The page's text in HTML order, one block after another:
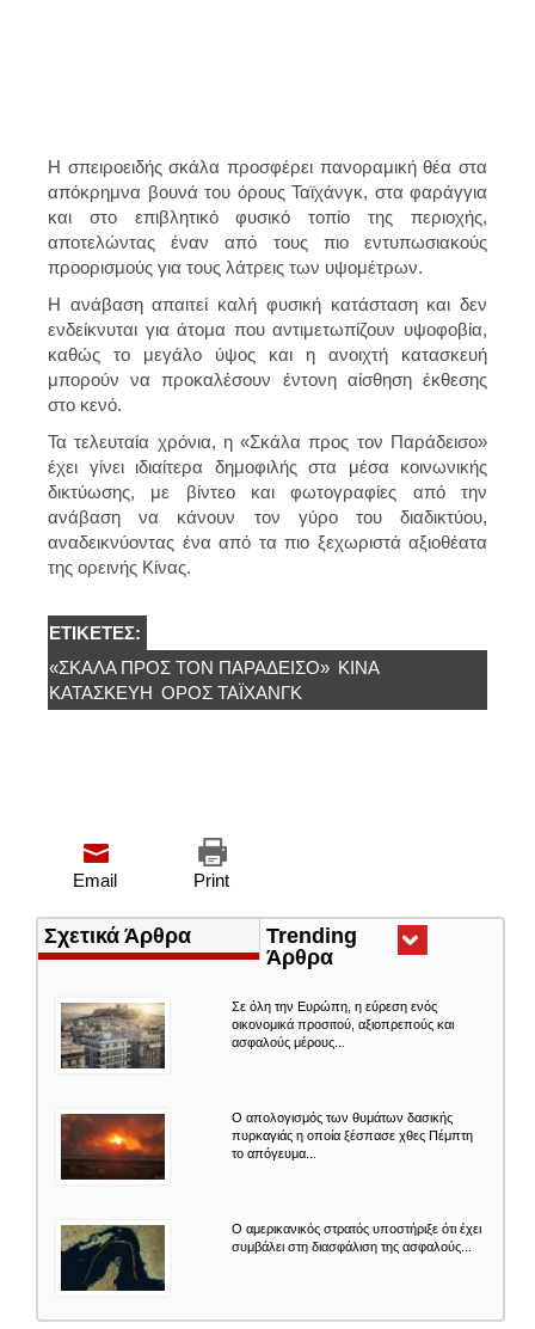
Η σπειροειδής σκάλα προσφέρει πανοραμική θέα στα
απόκρημνα βουνά του όρους Ταϊχάνγκ, στα φαράγγια
και στο επιβλητικό φυσικό τοπίο της περιοχής,
αποτελώντας έναν από τους πιο εντυπωσιακούς
προορισμούς για τους λάτρεις των υψομέτρων.
Η ανάβαση απαιτεί καλή φυσική κατάσταση και δεν
ενδείκνυται για άτομα που αντιμετωπίζουν υψοφοβία,
καθώς το μεγάλο ύψος και η ανοιχτή κατασκευή
μπορούν να προκαλέσουν έντονη αίσθηση έκθεσης
στο κενό.
Τα τελευταία χρόνια, η«Σκάλα προς τον Παράδεισο»
έχει γίνει ιδιαίτερα δημοφιλής στα μέσα κοινωνικής
δικτύωσης, με βίντεο και φωτογραφίες από την
ανάβαση να κάνουν τον γύρο του διαδικτύου,
αναδεικνύοντας ένα από τα πιο ξεχωριστά αξιοθέατα
της ορεινής Κίνας.
ΕΤΙΚΈΤΕΣ:
«ΣΚΆΛΑ ΠΡΟΣ ΤΟΝ ΠΑΡΆΔΕΙΣΟ» ΚΙΝΑ
ΚΑΤΑΣΚΕΥΉ ΌΡΟΣ ΤΑΪΧΆΝΓΚ
Print
Email
Σχετικά Άρθρα
Trending
Άρθρα(ενεργή
Σε όλη την Ευρώπη, η εύρεση ενός
οικονομικά προσιτού, αξιοπρεπούς και
ασφαλούς μέρους...
Ο απολογισμός των θυμάτων δασικής
πυρκαγιάς η οποία ξέσπασε χθες Πέμπτη
το απόγευμα...
Ο αμερικανικός στρατός υποστήριξε ότι έχει
συμβάλει στη διασφάλιση της ασφαλούς...